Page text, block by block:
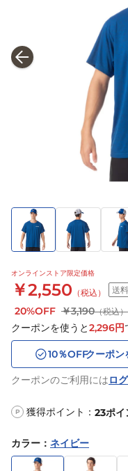
オンラインストア限定価格
￥2,550 （税込） 送
20%OFF ￥3,190（税込）
クーポンを使うと2,296円
10％OFFクーポン
クーポンのご利用にはロ
P 獲得ポイント： 23ポイ
カラー ： ネイビー